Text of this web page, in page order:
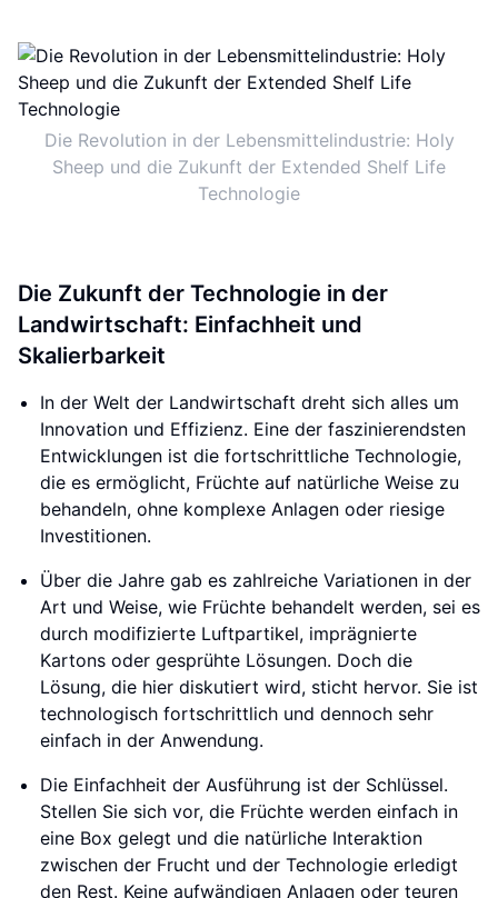
Die Revolution in der Lebensmittelindustrie: Holy
Sheep und die Zukunft der Extended Shelf Life
Technologie
Die Zukunft der Technologie in der
Landwirtschaft: Einfachheit und
Skalierbarkeit
In der Welt der Landwirtschaft dreht sich alles um
Innovation und Effizienz. Eine der faszinierendsten
Entwicklungen ist die fortschrittliche Technologie,
die es ermöglicht, Früchte auf natürliche Weise zu
behandeln, ohne komplexe Anlagen oder riesige
Investitionen.
Über die Jahre gab es zahlreiche Variationen in der
Art und Weise, wie Früchte behandelt werden, sei es
durch modifizierte Luftpartikel, imprägnierte
Kartons oder gesprühte Lösungen. Doch die
Lösung, die hier diskutiert wird, sticht hervor. Sie ist
technologisch fortschrittlich und dennoch sehr
einfach in der Anwendung.
Die Einfachheit der Ausführung ist der Schlüssel.
Stellen Sie sich vor, die Früchte werden einfach in
eine Box gelegt und die natürliche Interaktion
zwischen der Frucht und der Technologie erledigt
den Rest. Keine aufwändigen Anlagen oder teuren